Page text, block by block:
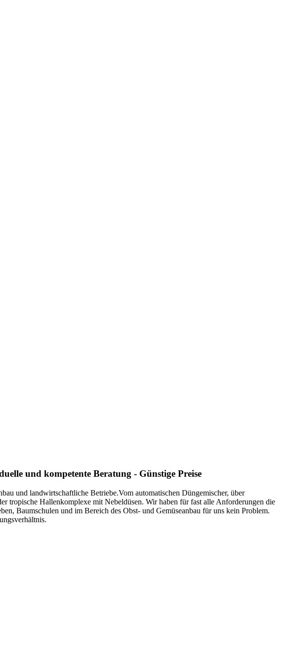
und kompetente Beratung - Günstige Preise
und landwirtschaftliche Betriebe.Vom automatischen Düngemischer, über
tropische Hallenkomplexe mit Nebeldüsen. Wir haben für fast alle Anforderungen die
Baumschulen und im Bereich des Obst- und Gemüseanbau für uns kein Problem.